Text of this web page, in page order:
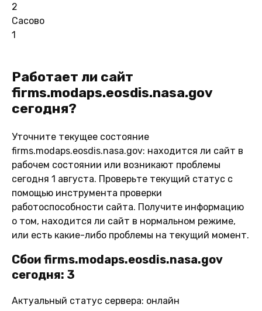
2
Сасово
1
Работает ли сайт
firms.modaps.eosdis.nasa.gov
сегодня?
Уточните текущее состояние
firms.modaps.eosdis.nasa.gov: находится ли сайт в
рабочем состоянии или возникают проблемы
сегодня 1 августа. Проверьте текущий статус с
помощью инструмента проверки
работоспособности сайта. Получите информацию
о том, находится ли сайт в нормальном режиме,
или есть какие-либо проблемы на текущий момент.
Сбои firms.modaps.eosdis.nasa.gov
сегодня: 3
Актуальный статус сервера: онлайн